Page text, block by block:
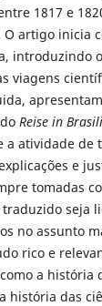
1817 e
artigo inicia
introduzindo
viagens
Reise in
a atividade de
e
tomadas
seja
no assunto
rico e
a história
história das